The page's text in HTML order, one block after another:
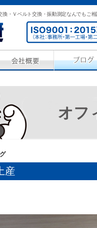
・Ｖベルト交換・振動測定なんでもご相
オフ
産